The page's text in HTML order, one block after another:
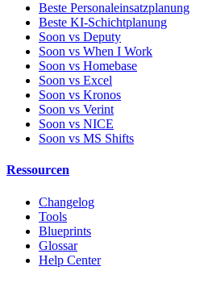
Beste Personaleinsatzplanung
Beste KI-Schichtplanung
Soon vs Deputy
Soon vs When I Work
Soon vs Homebase
Soon vs Excel
Soon vs Kronos
Soon vs Verint
Soon vs NICE
Soon vs MS Shifts
Ressourcen
Changelog
Tools
Blueprints
Glossar
Help Center